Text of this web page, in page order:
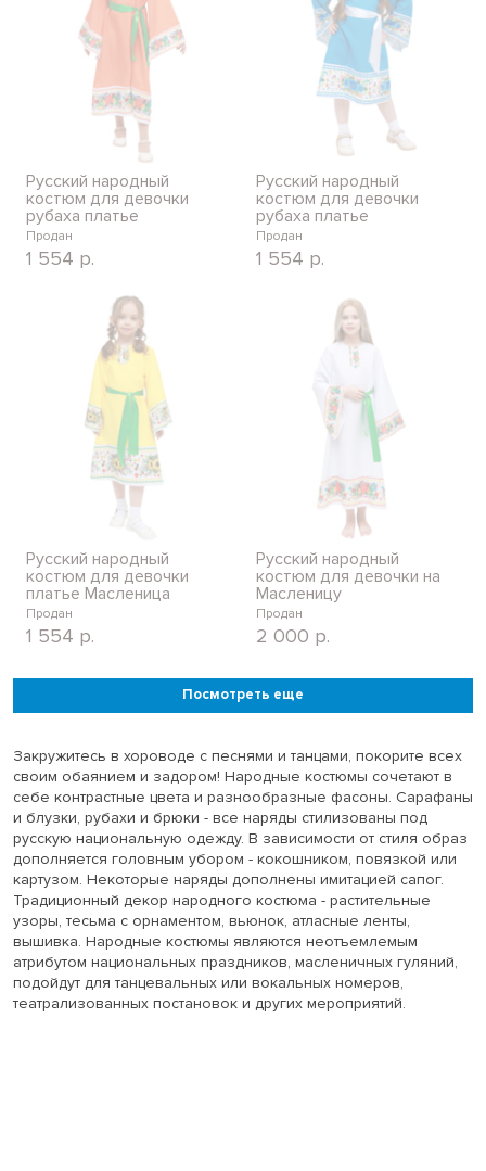
Закружитесь в хороводе с песнями и танцами, покорите всех
своим обаянием и задором! Народные костюмы сочетают в
себе контрастные цвета и разнообразные фасоны. Сарафаны
и блузки, рубахи и брюки - все наряды стилизованы под
русскую национальную одежду. В зависимости от стиля образ
дополняется головным убором - кокошником, повязкой или
картузом. Некоторые наряды дополнены имитацией сапог.
Традиционный декор народного костюма - растительные
узоры, тесьма с орнаментом, вьюнок, атласные ленты,
вышивка. Народные костюмы являются неотъемлемым
атрибутом национальных праздников, масленичных гуляний,
подойдут для танцевальных или вокальных номеров,
театрализованных постановок и других мероприятий.
Русский народный
костюм для девочки
рубаха платье
Продан
1 554 р.
Русский народный
костюм для девочки
рубаха платье
Продан
1 554 р.
Русский народный
костюм для девочки
платье Масленица
Продан
1 554 р.
Русский народный
костюм для девочки на
Масленицу
Продан
2 000 р.
Посмотреть еще